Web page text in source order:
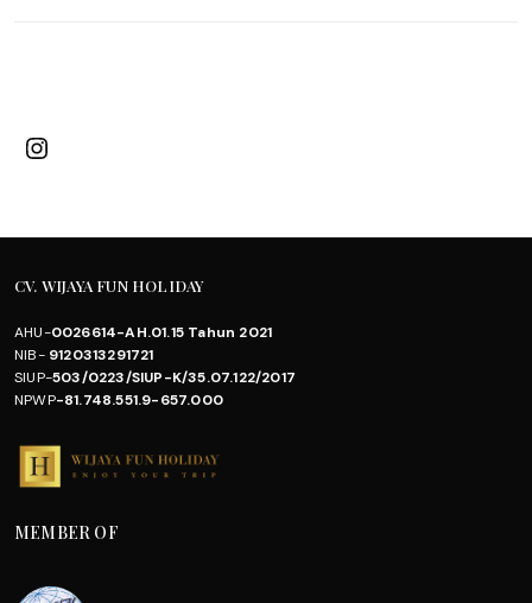
Instagram
CV. WIJAYA FUN HOLIDAY
AHU-0026614-AH.01.15 Tahun 2021
NIB-9120313291721
SIUP-503/0223/SIUP-K/35.07.122/2017
NPWP-81.748.551.9-657.000
MEMBER OF